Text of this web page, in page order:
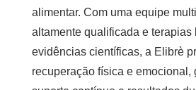
alimentar. Com uma equipe
altamente qualificada e terapias
evidências científicas, a Elibrè
recuperação física e emocional,